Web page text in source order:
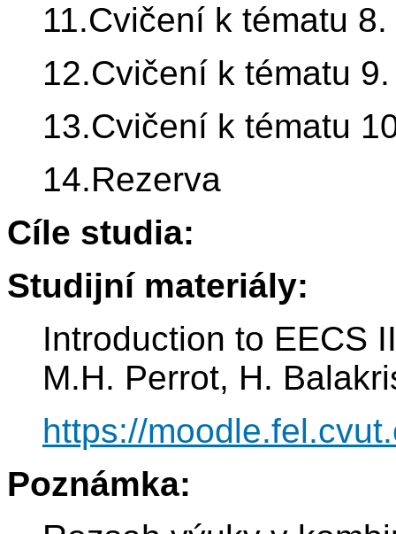
11.Cvičení k tématu
12.Cvičení k tématu
13.Cvičení k tématu
14.Rezerva
Cíle studia:
Studijní materiály:
Introduction to EECS
M.H. Perrot, H.
https://
Poznámka: